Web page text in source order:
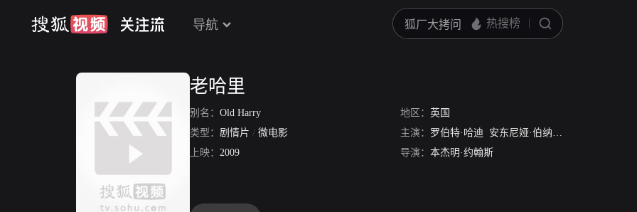
导航
老哈里
别名： Old Harry 地区： 英国
类型： 剧情片 / 微电影 主演： 罗伯特·哈迪 安东尼娅·伯纳斯
上映： 2009 导演： 本杰明·约翰斯